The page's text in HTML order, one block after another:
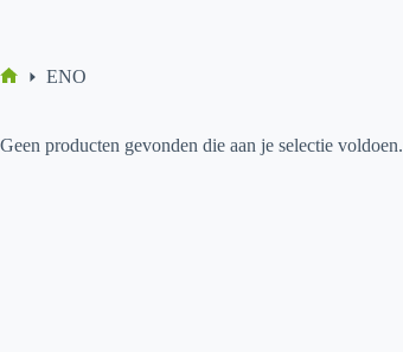
ENO
Geen producten gevonden die aan je selectie voldoen.